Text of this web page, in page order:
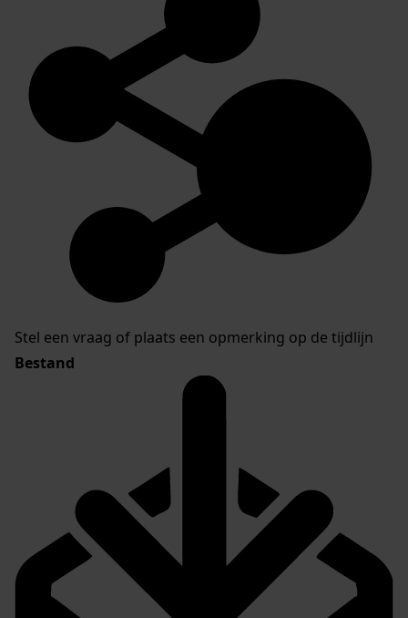
Stel een vraag of plaats een opmerking op de tijdlijn
Bestand